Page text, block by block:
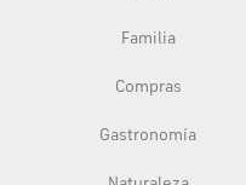
Familia
Compras
Gastronomía